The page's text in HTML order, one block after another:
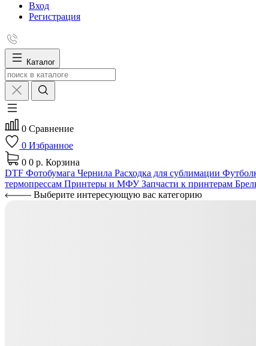
Вход
Регистрация
Каталог
0 Сравнение
0 Избранное
0 0 р. Корзина
DTF Фотобумага Чернила Расходка для сублимации
термопрессам Принтеры и МФУЗапчасти к принтерам
Выберите интересующую вас категорию